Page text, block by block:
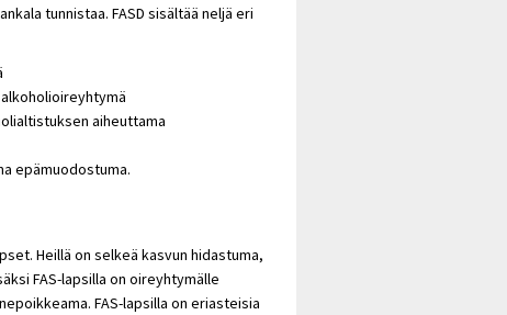
tunnistaa. FASD sisältää neljä eri
aiheuttama
epämuodostuma.
Heillä on selkeä kasvun hidastuma,
FAS-lapsilla on oireyhtymälle
FAS-lapsilla on eriasteisia